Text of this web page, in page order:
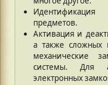
предметов.
Активация и
а также сложных
механические
системы. Для
электронных